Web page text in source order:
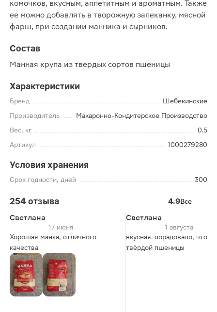
комочков, вкусным, аппетитным и ароматным. Также
ее можно добавлять в творожную запеканку, мясной
фарш, при создании манника и сырников.
Состав
Манная крупа из твердых сортов пшеницы
Характеристики
Бренд
Шебекинские
Производитель
Макаронно-Кондитерское Производство
Вес, кг
0.5
Артикул
1000279280
Условия хранения
Срок годности, дней 300
254 отзыва 4.9Все
Светлана
17 июня
Хорошая манка, отличного
качества
Светлана
1 августа
вкусная. порадовало, что из
твёрдой пшеницы